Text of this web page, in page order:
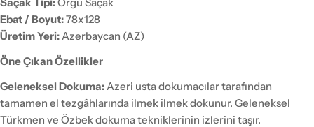
Ebat / Boyut:78x128
Üretim Yeri:Azerbaycan (AZ)
Öne Çıkan Özellikler
Geleneksel Dokuma:Azeri usta dokumacılar tarafından
tamamen el tezgâhlarında ilmek ilmek dokunur. Geleneksel
Türkmen ve Özbek dokuma tekniklerinin izlerini taşır.